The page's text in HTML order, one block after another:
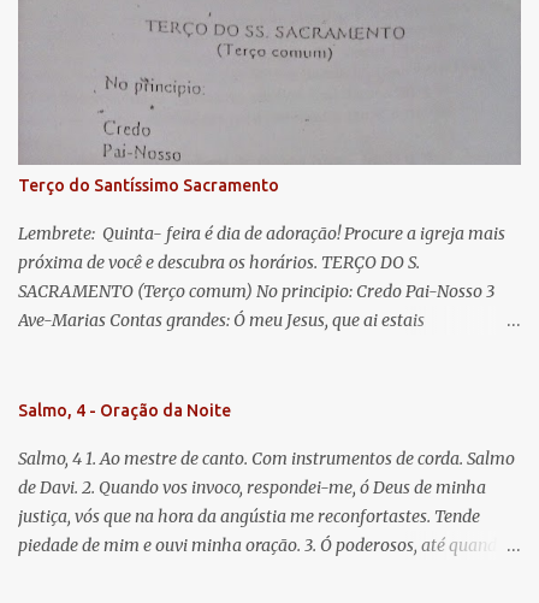
lágrimas. Eia, pois, Advogada nossa, estes vossos olhos
misericordiosos a nós volvei, e depois deste desterro, mostrai-nos
Jesus. Bendito é o fruto do vosso ventre, ó clemente, ó piedosa, ó
doce e sempre Virgem Maria. Rogai por nós Santa Mãe de Deus.
Para que sejamos dignos das promessas de Cristo. Amém.
Terço do Santíssimo Sacramento
Lembrete: Quinta- feira é dia de adoração! Procure a igreja mais
próxima de você e descubra os horários. TERÇO DO S.
SACRAMENTO (Terço comum) No principio: Credo Pai-Nosso 3
Ave-Marias Contas grandes: Ó meu Jesus, que ai estais
Vós morra eu! Nas contas pequenas: Sacramento de Amor!
que nos salva, dá-nos Vossa força, Vosso perdão e a Vossa
misericórdia. (no fim) Rezar 3 vezes: Louvores e graças se deem a
cada momento ao Santíssimo e Diviníssimo Sacramento.
Salmo, 4 - Oração da Noite
Salmo, 4 1. Ao mestre de canto. Com instrumentos de corda. Salmo
de Davi. 2. Quando vos invoco, respondei-me, ó Deus de minha
justiça, vós que na hora da angústia me reconfortastes. Tende
piedade de mim e ouvi minha oração. 3. Ó poderosos, até quando